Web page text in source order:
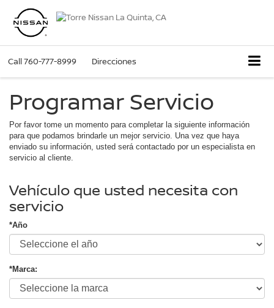
Call760-777-8999 Direcciones
Programar Servicio
Por favor tome un momento para completar la siguiente información
para que podamos brindarle un mejor servicio. Una vez que haya
enviado su información, usted será contactado por un especialista en
servicio al cliente.
Vehículo que usted necesita con
servicio
*Año
*Marca: